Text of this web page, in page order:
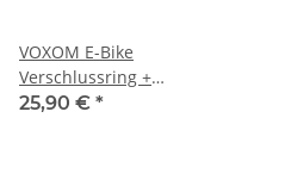
VOXOM E-Bike
Verschlussring +
Kurbelabzieher GEN.2
25,90 € *